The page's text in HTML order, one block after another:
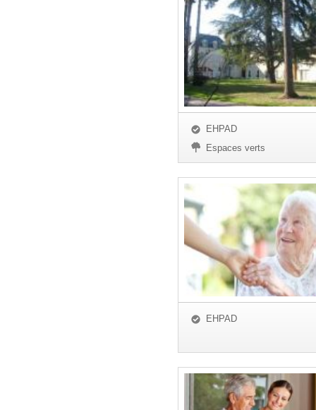
EHPAD
Espaces verts
EHPAD